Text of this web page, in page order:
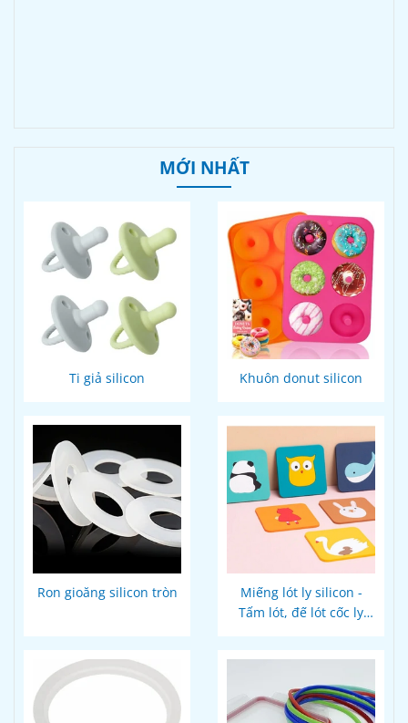
MỚI NHẤT
Ti giả silicon Khuôn donut silicon
Ron gioăng silicon tròn
Miếng lót ly silicon -
Tấm lót, đế lót cốc ly